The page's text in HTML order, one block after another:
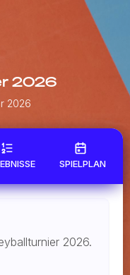
2026
2026
SPIELPLAN
2026.